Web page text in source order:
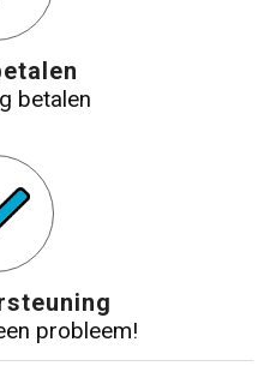
betalen
probleem!